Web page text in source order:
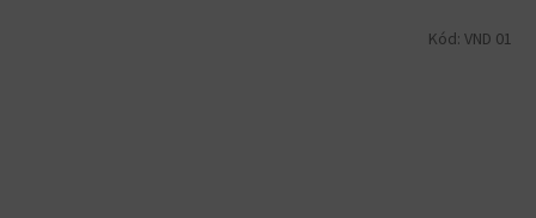
Kód: VND 01